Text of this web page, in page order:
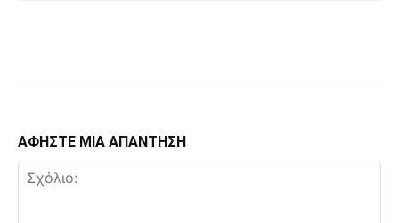
ΑΦΗΣΤΕ ΜΙΑ ΑΠΑΝΤΗΣΗ